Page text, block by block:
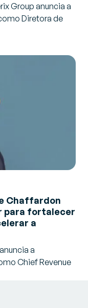
Group anuncia a
Diretora de
Chaffardon
para fortalecer
a
a
Chief Revenue